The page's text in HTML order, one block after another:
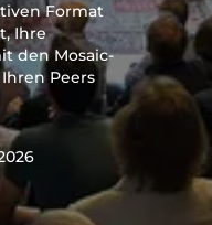
Format
Ihre
den Mosaic-
Peers